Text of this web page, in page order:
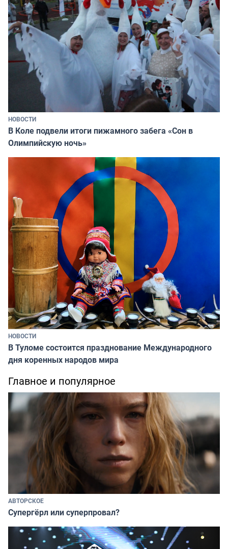
НОВОСТИ
В Коле подвели итоги пижамного забега «Сон в
Олимпийскую ночь»
НОВОСТИ
В Туломе состоится празднование Международного
дня коренных народов мира
Главное и популярное
АВТОРСКОЕ
Супергёрл или суперпровал?